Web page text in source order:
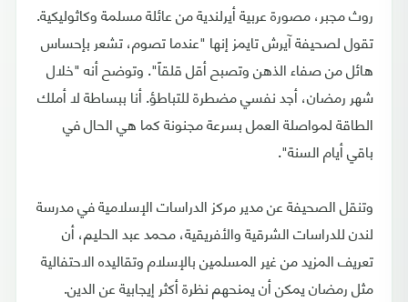
روث مجبر، مصورة عربية أيرلندية من عائلة مسلمة وكاثوليكية.
تقول لصحيفة آيرش تايمز إنها "عندما تصوم، تشعر بإحساس
هائل من صفاء الذهن وتصبح أقل قلقاً". وتوضح أنه "خلال
شهر رمضان، أجد نفسي مضطرة للتباطؤ. أنا ببساطة لا أملك
الطاقة لمواصلة العمل بسرعة مجنونة كما هي الحال في
باقي أيام السنة".
وتنقل الصحيفة عن مدير مركز الدراسات الإسلامية في مدرسة
لندن للدراسات الشرقية والأفريقية، محمد عبد الحليم، أن
تعريف المزيد من غير المسلمين بالإسلام وتقاليده الاحتفالية
مثل رمضان يمكن أن يمنحهم نظرة أكثر إيجابية عن الدين.